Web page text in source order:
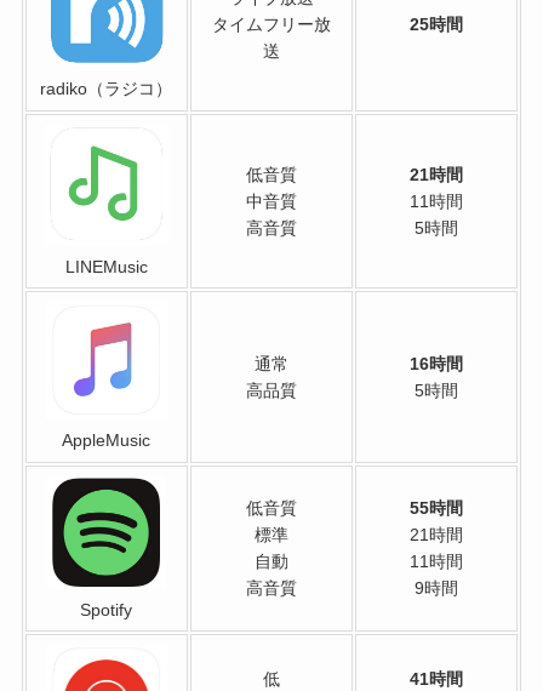
radiko（ラジコ）
タイムフリー放
送
25時間
LINEMusic
低音質
中音質
高音質
21時間
11時間
5時間
AppleMusic
通常
高品質
16時間
5時間
Spotify
低音質
標準
自動
高音質
55時間
21時間
11時間
9時間
低
41時間